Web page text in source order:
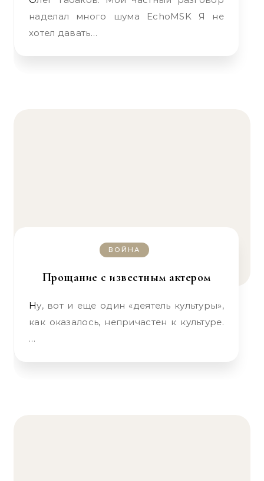
наделал много шума EchoMSK Я не
хотел давать…
ВОЙНА
Прощание с известным актером
Ну, вот и еще один «деятель культуры»,
как оказалось, непричастен к культуре.
…